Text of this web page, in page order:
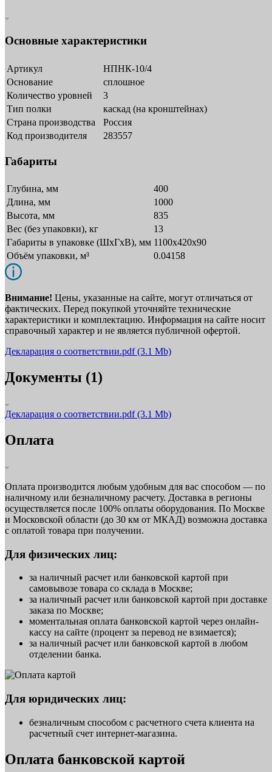
Основные характеристики
Артикул
НПНК-10/4
Основание
сплошное
Количество уровней
3
Тип полки
каскад (на кронштейнах)
Страна производства
Россия
Код производителя
283557
Габариты
Глубина, мм
400
Длина, мм
1000
Высота, мм
835
Вес (без упаковки), кг
13
Габариты в упаковке (ШxГxВ), мм 1100х420х90
Объём упаковки, м³
0.04158
Внимание! Цены, указанные на сайте, могут отличаться от
фактических. Перед покупкой уточняйте технические
характеристики и комплектацию. Информация на сайте носит
справочный характер и не является публичной офертой.
Декларация о соответствии.pdf(3.1 Mb)
Документы (1)
Декларация о соответствии.pdf(3.1 Mb)
Оплата
Оплата производится любым удобным для вас способом — по
наличному или безналичному расчету. Доставка в регионы
осуществляется после 100% оплаты оборудования. По Москве
и Московской области (до 30 км от МКАД) возможна доставка
с оплатой товара при получении.
Для физических лиц:
за наличный расчет или банковской картой при
самовывозе товара со склада в Москве;
за наличный расчет или банковской картой при доставке
заказа по Москве;
моментальная оплата банковской картой через онлайн-
кассу на сайте (процент за перевод не взимается);
за наличный расчет или банковской картой в любом
отделении банка.
Для юридических лиц:
безналичным способом с расчетного счета клиента на
расчетный счет интернет-магазина.
Оплата банковской картой